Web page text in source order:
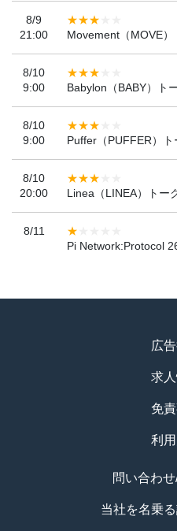
8/9
21:00
Movement（MOVE
8/10
9:00
Babylon（BABY）ト
8/10
9:00
Puffer（PUFFER）
8/10
20:00
Linea（LINEA）トー
8/11
Pi Network:Protocol
広
求
免
利
問い合わ
当社を名乗